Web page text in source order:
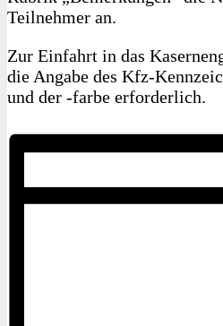
Teilnehmer an.
Zur Einfahrt in das
die Angabe des Kfz-
und der ‑farbe erforderlich.